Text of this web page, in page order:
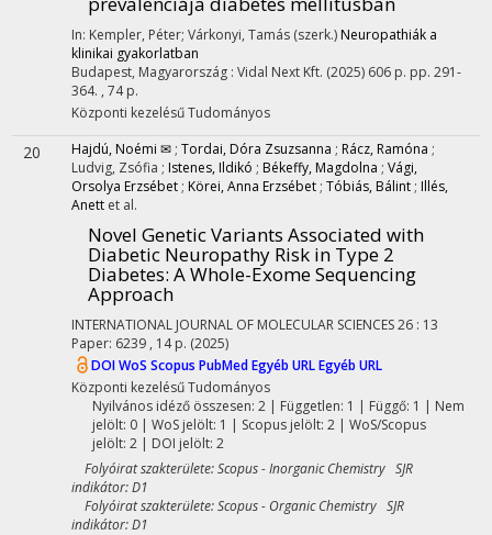
In: Kempler, Péter; Várkonyi, Tamás (szerk.) Neuropathiák a
klinikai gyakorlatban
Budapest, Magyarország : Vidal Next Kft. (2025) 606 p. pp. 291-
364. , 74 p.
Központi kezelésűTudományos
20 Hajdú, Noémi ✉ ; Tordai, Dóra Zsuzsanna ; Rácz, Ramóna ;
Ludvig, Zsófia ; Istenes, Ildikó ; Békeffy, Magdolna ; Vági,
Orsolya Erzsébet ; Körei, Anna Erzsébet ; Tóbiás, Bálint ; Illés,
Anett et al.
Novel Genetic Variants Associated with
Diabetic Neuropathy Risk in Type 2
Diabetes: A Whole-Exome Sequencing
Approach
INTERNATIONAL JOURNAL OF MOLECULAR SCIENCES26 : 13
Paper: 6239 , 14 p. (2025)
DOIWoS Scopus PubMedEgyéb URLEgyéb URL
Központi kezelésűTudományos
Nyilvános idéző összesen: 2| Független: 1 | Függő: 1 | Nem
jelölt: 0 | WoS jelölt: 1 | Scopus jelölt: 2 | WoS/Scopus
jelölt: 2 | DOI jelölt: 2
Folyóirat szakterülete: Scopus - Inorganic Chemistry SJR
indikátor: D1
Folyóirat szakterülete: Scopus - Organic Chemistry SJR
indikátor: D1